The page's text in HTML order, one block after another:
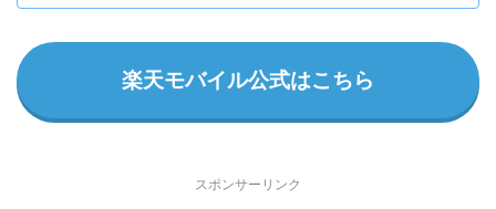
楽天モバイル公式はこちら
スポンサーリンク